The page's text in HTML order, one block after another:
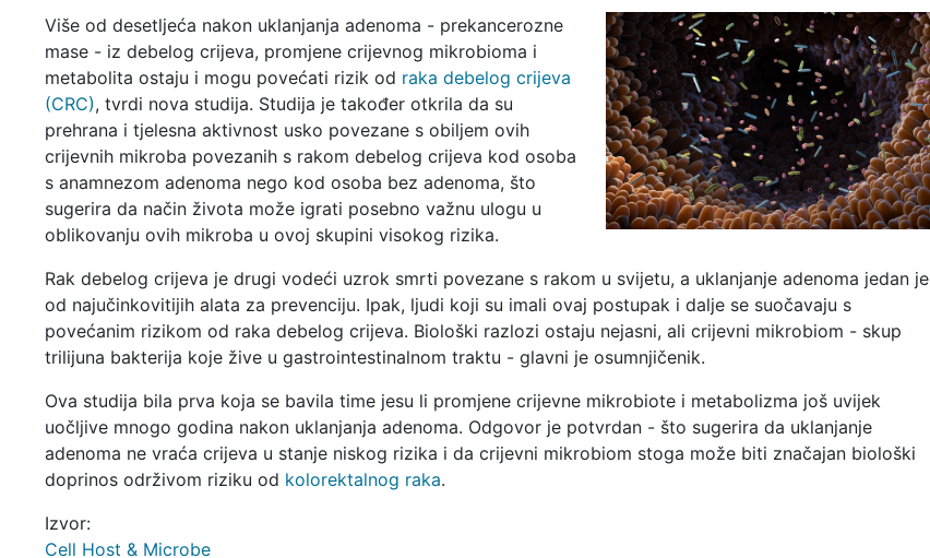
Više od desetljeća nakon uklanjanja adenoma - prekancerozne
mase - iz debelog crijeva, promjene crijevnog mikrobioma i
metabolita ostaju i mogu povećati rizik od raka debelog crijeva
(CRC), tvrdi nova studija. Studija je također otkrila da su
prehrana i tjelesna aktivnost usko povezane s obiljem ovih
crijevnih mikroba povezanih s rakom debelog crijeva kod osoba
s anamnezom adenoma nego kod osoba bez adenoma, što
sugerira da način života može igrati posebno važnu ulogu u
oblikovanju ovih mikroba u ovoj skupini visokog rizika.
Rak debelog crijeva je drugi vodeći uzrok smrti povezane s rakom u svijetu, a uklanjanje adenoma jedan je
od najučinkovitijih alata za prevenciju. Ipak, ljudi koji su imali ovaj postupak i dalje se suočavaju s
povećanim rizikom od raka debelog crijeva. Biološki razlozi ostaju nejasni, ali crijevni mikrobiom - skup
trilijuna bakterija koje žive u gastrointestinalnom traktu - glavni je osumnjičenik.
Ova studija bila prva koja se bavila time jesu li promjene crijevne mikrobiote i metabolizma još uvijek
uočljive mnogo godina nakon uklanjanja adenoma. Odgovor je potvrdan - što sugerira da uklanjanje
adenoma ne vraća crijeva u stanje niskog rizika i da crijevni mikrobiom stoga može biti značajan biološki
doprinos održivom riziku od kolorektalnog raka.
Izvor:
Cell Host & Microbe